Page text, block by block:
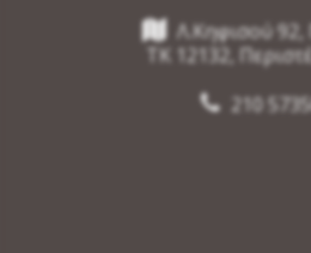
Λ.Κηφισού 92,
TK 12132,
210